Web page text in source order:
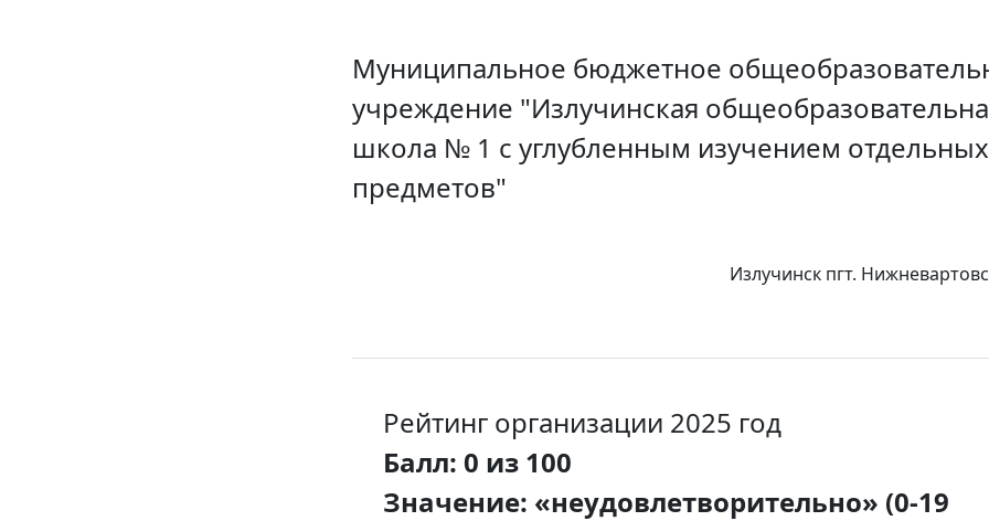
Муниципальное бюджетное
учреждение "Излучинская
школа № 1 с углубленным изучением отдельных
предметов"
Излучинск пгт.
Рейтинг организации 2025 год
Балл: 0 из 100
Значение: «неудовлетворительно» (0-19